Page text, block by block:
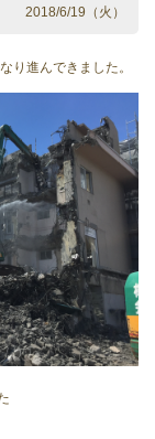
2018/6/19（火）
り進んできました。